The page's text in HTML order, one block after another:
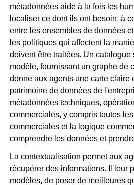
métadonnées aide à la fois les
localiser ce dont ils ont besoin, à
entre les ensembles de données
les politiques qui affectent la
doivent être traitées. Un catalogue
modèle, fournissant un graphe de
donne aux agents une carte claire
patrimoine de données de
métadonnées techniques,
commerciales, y compris toutes
commerciales et la logique
comprendre les données et
La contextualisation permet aux
récupérer des informations. Il leur
modèles, de poser de meilleures